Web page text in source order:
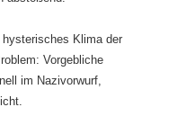
Klima der
Vorgebliche
im Nazivorwurf,